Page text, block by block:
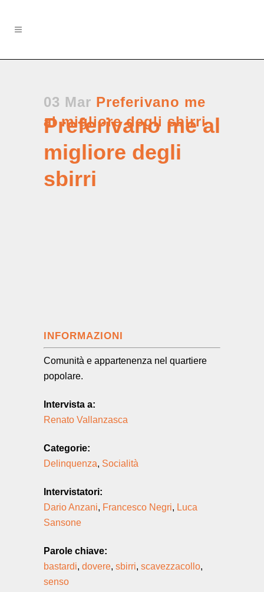
03 Mar Preferivano me
al migliore degli sbirri
Preferivano me al
migliore degli
sbirri
INFORMAZIONI
Comunità e appartenenza nel quartiere
popolare.
Intervista a:
Renato Vallanzasca
Categorie:
Delinquenza, Socialità
Intervistatori:
Dario Anzani, Francesco Negri, Luca
Sansone
Parole chiave:
bastardi, dovere, sbirri, scavezzacollo,
senso